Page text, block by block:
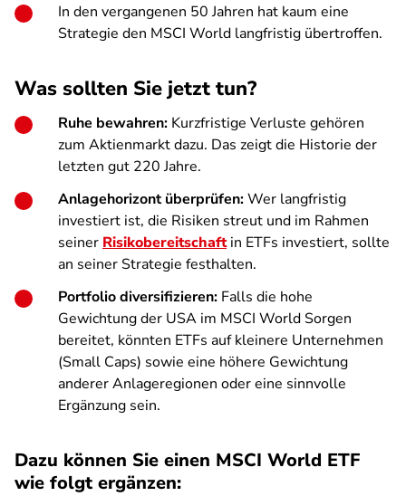
In den vergangenen 50 Jahren hat kaum eine
Strategie den MSCI World langfristig übertroffen.
Was sollten Sie jetzt tun?
Ruhe bewahren: Kurzfristige Verluste gehören
zum Aktienmarkt dazu. Das zeigt die Historie der
letzten gut 220 Jahre.
Anlagehorizont überprüfen:Wer langfristig
investiert ist, die Risiken streut und im Rahmen
seiner Risikobereitschaftin ETFs investiert, sollte
an seiner Strategie festhalten.
Portfolio diversifizieren: Falls die hohe
Gewichtung der USA im MSCI World Sorgen
bereitet, könnten ETFs auf kleinere Unternehmen
(Small Caps) sowie eine höhere Gewichtung
anderer Anlageregionen oder eine sinnvolle
Ergänzung sein.
Dazu können Sie einen MSCI World ETF
wie folgt ergänzen: